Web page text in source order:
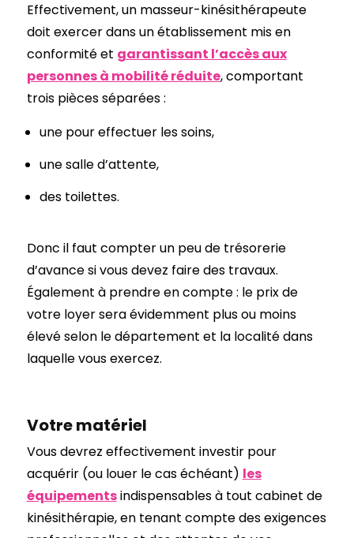
Effectivement, un masseur-kinésithérapeute
doit exercer dans un établissement mis en
conformité et garantissant l’accès aux
personnes à mobilité réduite, comportant
trois pièces séparées :
une pour effectuer les soins,
une salle d’attente,
des toilettes.
Donc il faut compter un peu de trésorerie
d’avance si vous devez faire des travaux.
Également à prendre en compte : le prix de
votre loyer sera évidemment plus ou moins
élevé selon le département et la localité dans
laquelle vous exercez.
Votre matériel
Vous devrez effectivement investir pour
acquérir (ou louer le cas échéant) les
équipementsindispensables à tout cabinet de
kinésithérapie, en tenant compte des exigences